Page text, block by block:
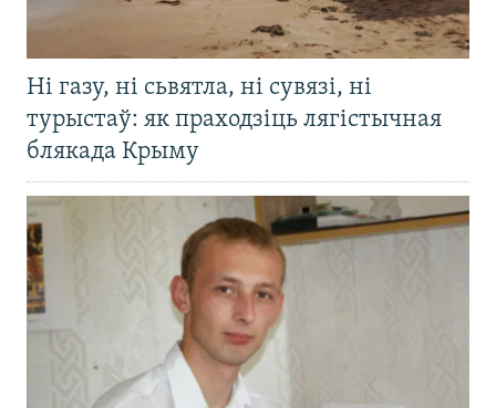
Ні газу, ні сьвятла, ні сувязі, ні
турыстаў: як праходзіць лягістычная
блякада Крыму